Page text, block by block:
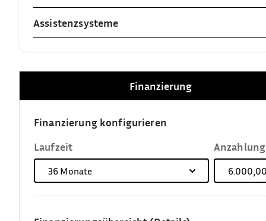
Assistenzsysteme
Finanzierung
Finanzierung konfigurieren
Laufzeit
36 Monate
Anzahlung